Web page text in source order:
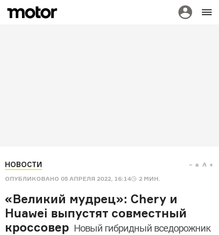
НОВОСТИ
ОПУБЛИКОВАНО 05 АПРЕЛЯ 2022, 16:14 2 МИН.
a A
«Великий мудрец»: Chery и
Huawei выпустят совместный
кроссовер Новый гибридный вседорожник